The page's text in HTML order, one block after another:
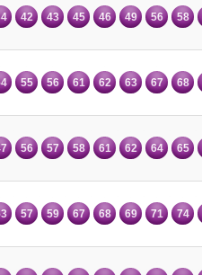
42 43 45 46 49 56 58
55 56 61 62 63 67 68
56 57 58 61 62 64 65
57 59 67 68 69 71 74